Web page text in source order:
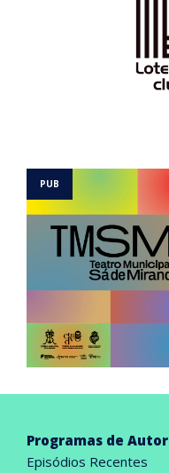
Programas de Autor
Episódios Recentes